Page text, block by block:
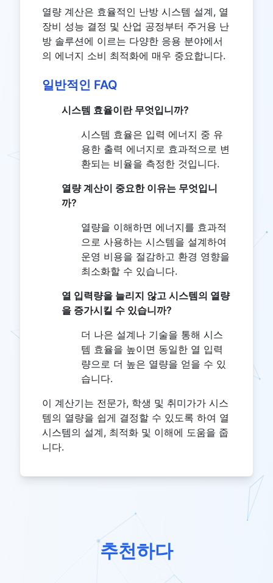
열량 계산은 효율적인 난방 시스템 설계, 열
장비 성능 결정 및 산업 공정부터 주거용 난
방 솔루션에 이르는 다양한 응용 분야에서
의 에너지 소비 최적화에 매우 중요합니다.
일반적인 FAQ
시스템 효율이란 무엇입니까?
시스템 효율은 입력 에너지 중 유
용한 출력 에너지로 효과적으로 변
환되는 비율을 측정한 것입니다.
열량 계산이 중요한 이유는 무엇입니
까?
열량을 이해하면 에너지를 효과적
으로 사용하는 시스템을 설계하여
운영 비용을 절감하고 환경 영향을
최소화할 수 있습니다.
열 입력량을 늘리지 않고 시스템의 열량
을 증가시킬 수 있습니까?
더 나은 설계나 기술을 통해 시스
템 효율을 높이면 동일한 열 입력
량으로 더 높은 열량을 얻을 수 있
습니다.
이 계산기는 전문가, 학생 및 취미가가 시스
템의 열량을 쉽게 결정할 수 있도록 하여 열
시스템의 설계, 최적화 및 이해에 도움을 줍
니다.
추천하다